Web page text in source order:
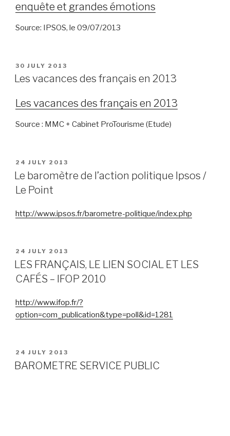
enquête et grandes émotions
Source: IPSOS, le 09/07/2013
POSTED
ON
30 JULY 2013
Les vacances des français en 2013
Les vacances des français en 2013
Source : MMC + Cabinet ProTourisme (Etude)
POSTED
ON
24 JULY 2013
Le baromètre de l’action politique Ipsos /
Le Point
http://www.ipsos.fr/barometre-politique/index.php
POSTED
ON
24 JULY 2013
LES FRANÇAIS, LE LIEN SOCIAL ET LES
CAFÉS – IFOP 2010
http://www.ifop.fr/?
option=com_publication&type=poll&id=1281
POSTED
ON
24 JULY 2013
BAROMETRE SERVICE PUBLIC